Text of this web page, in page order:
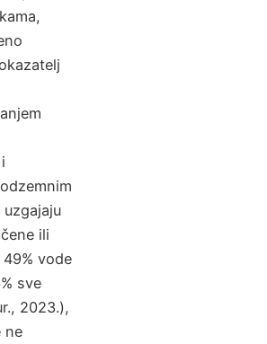
ili
vode
sve
2023.),
ne